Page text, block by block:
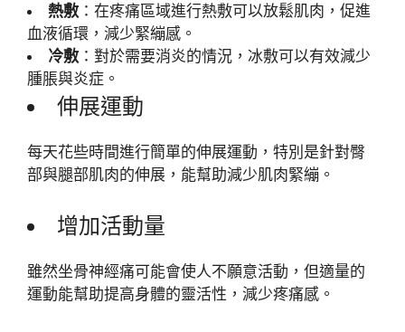
熱敷 ：在疼痛區域進行熱敷可以放鬆肌肉，促進
血液循環，減少緊繃感。
冷敷 ：對於需要消炎的情況，冰敷可以有效減少
腫脹與炎症。
伸展運動
每天花些時間進行簡單的伸展運動，特別是針對臀
部與腿部肌肉的伸展，能幫助減少肌肉緊繃。
增加活動量
雖然坐骨神經痛可能會使人不願意活動，但適量的
運動能幫助提高身體的靈活性，減少疼痛感。